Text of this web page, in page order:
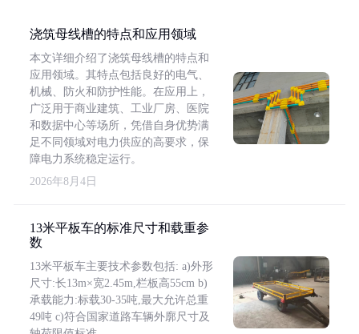
浇筑母线槽的特点和应用领域
本文详细介绍了浇筑母线槽的特点和
应用领域。其特点包括良好的电气、
机械、防火和防护性能。在应用上，
广泛用于商业建筑、工业厂房、医院
和数据中心等场所，凭借自身优势满
足不同领域对电力供应的高要求，保
障电力系统稳定运行。
2026年8月4日
13米平板车的标准尺寸和载重参
数
13米平板车主要技术参数包括: a)外形
尺寸:长13m×宽2.45m,栏板高55cm b)
承载能力:标载30-35吨,最大允许总重
49吨 c)符合国家道路车辆外廓尺寸及